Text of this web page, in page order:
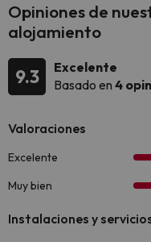
Opiniones de
alojamiento
9.3
Excelente
Basado en 4